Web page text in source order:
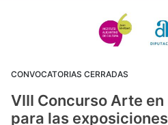
CONVOCATORIAS CERRADAS
VIII Concurso Arte en
para las